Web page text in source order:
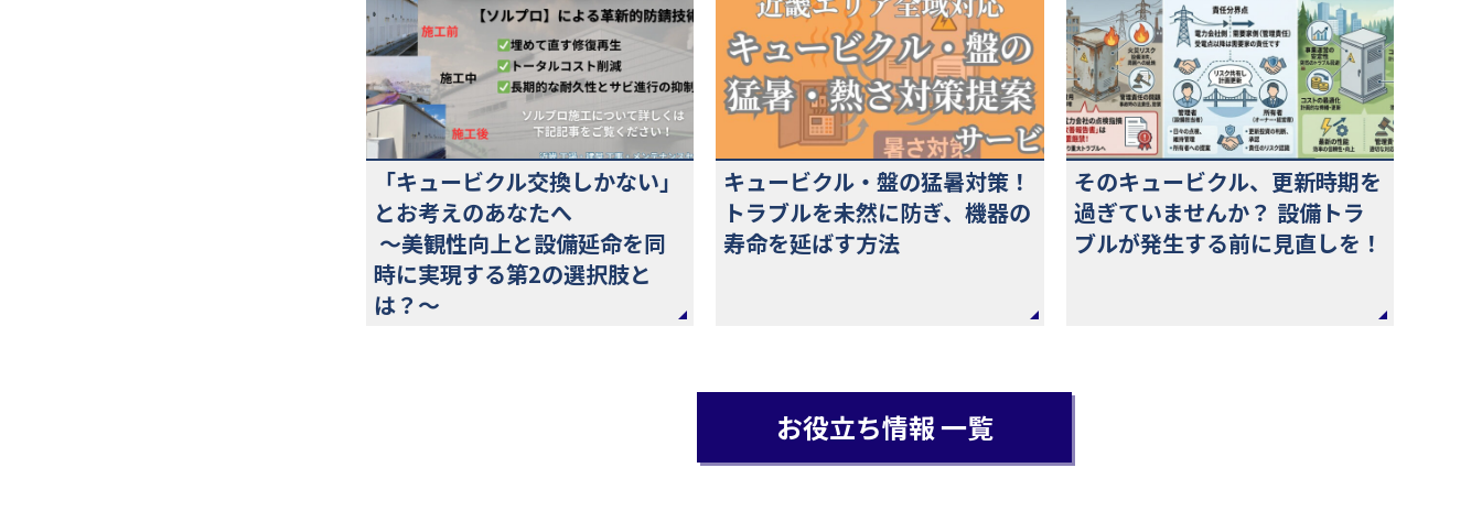
「キュービクル交換しかない」
とお考えのあなたへ
〜美観性向上と設備延命を同
時に実現する第2の選択肢と
は？〜
キュービクル・盤の猛暑対策！
トラブルを未然に防ぎ、機器の
寿命を延ばす方法
そのキュービクル、更新時期を
過ぎていませんか？ 設備トラ
ブルが発生する前に見直しを！
お役立ち情報 一覧